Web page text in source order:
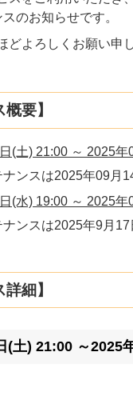
のお知らせです。
どよろしくお願い申
要】
(土) 21:00 ～ 2025年
ナンスは2025年09月
(水) 19:00 ～ 2025年
ナンスは2025年9月
細】
(土) 21:00 ～2025